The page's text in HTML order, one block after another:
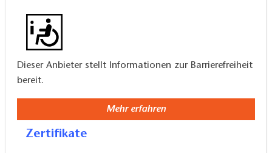
Dieser Anbieter stellt Informationen zur Barrierefreiheit
bereit.
Mehr erfahren
Zertifikate